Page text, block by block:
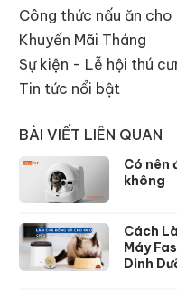
Công thức nấu ăn cho
Khuyến Mãi Tháng
Sự kiện - Lễ hội thú
Tin tức nổi bật
BÀI VIẾT LIÊN QUAN
Có nên
không
Cách
Máy
Dinh